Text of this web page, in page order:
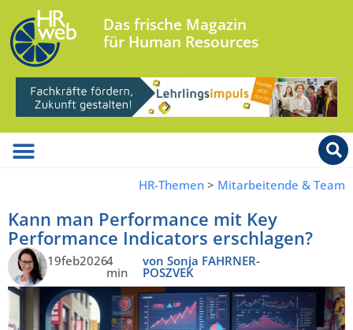
Das frische Magazin
für Human Resources
HR-Themen > Mitarbeitende & Team
Kann man Performance mit Key
Performance Indicators erschlagen?
19feb20264
min
von Sonja FAHRNER-
POSZVEK